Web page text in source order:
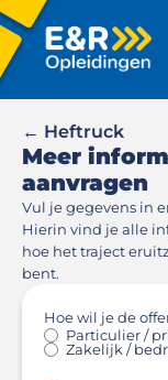
← Heftruck
Meer
aanvragen
Vul je gegevens in
Hierin vind je alle
hoe het traject
bent.
Hoe wil je de
Particulier /
Zakelijk /